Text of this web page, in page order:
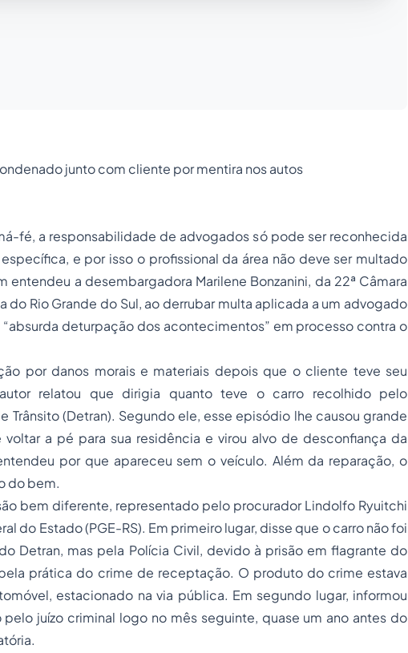
junto com cliente por mentira nos autos
fé, a responsabilidade de advogados só pode ser reconhecida
e por isso o profissional da área não deve ser multado
entendeu a desembargadora Marilene Bonzanini, da 22ª Câmara
do Rio Grande do Sul, ao derrubar multa aplicada a um advogado
deturpação dos acontecimentos” em processo contra o
por danos morais e materiais depois que o cliente teve seu
relatou que dirigia quanto teve o carro recolhido pelo
Trânsito (Detran). Segundo ele, esse episódio lhe causou grande
a pé para sua residência e virou alvo de desconfiança da
por que apareceu sem o veículo. Além da reparação, o
do bem.
bem diferente, representado pelo procurador Lindolfo Ryuitchi
do Estado (PGE-RS). Em primeiro lugar, disse que o carro não foi
Detran, mas pela Polícia Civil, devido à prisãoem flagrante do
prática do crime de receptação. O produto do crime estava
estacionado na via pública. Em segundo lugar, informou
juízo criminal logo no mês seguinte, quase um ano antes do